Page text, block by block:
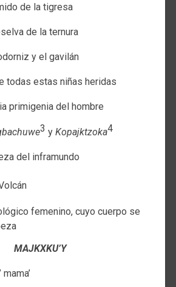
de la tigresa
de la ternura
y el gavilán
todas estas niñas heridas
primigenia del hombre
3 y Kopajktzoka4
del inframundo
femenino, cuyo cuerpo se
MAJKXKU’Y